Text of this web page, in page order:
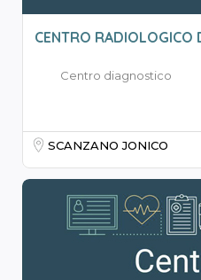
CENTRO RADIOLOGICO
Centro diagnostico
SCANZANO JONICO